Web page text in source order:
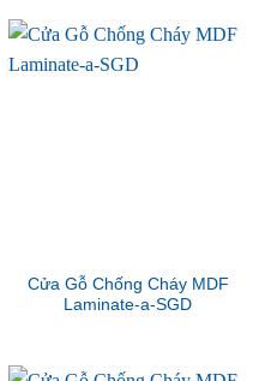
Cửa Gỗ Chống Cháy MDF
Laminate-a-SGD